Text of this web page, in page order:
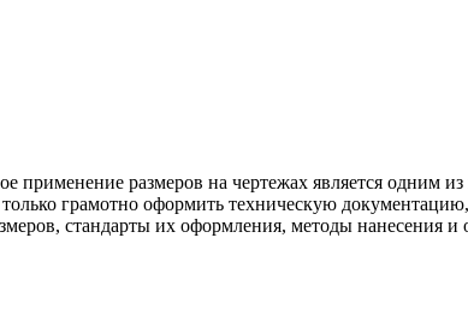
размеров на чертежах является одним
только грамотно оформить техническую
стандарты их оформления, методы нанесения